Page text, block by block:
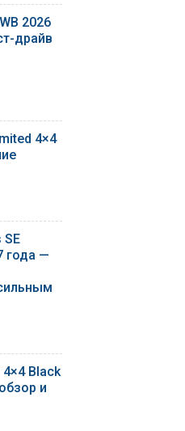
2026
драйв
4×4
SE
года —
Black
и